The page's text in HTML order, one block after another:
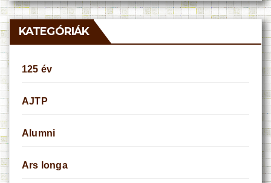
KATEGÓRIÁK
125 év
AJTP
Alumni
Ars longa